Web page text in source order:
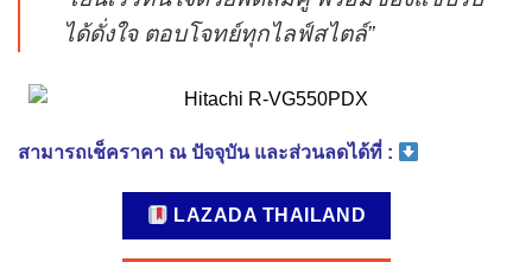
ได้ดั่งใจ ตอบโจทย์ทุกไลฟ์สไตล์”
สามารถเช็คราคา ณ ปัจจุบัน และส่วนลดได้ที่ :
LAZADA THAILAND